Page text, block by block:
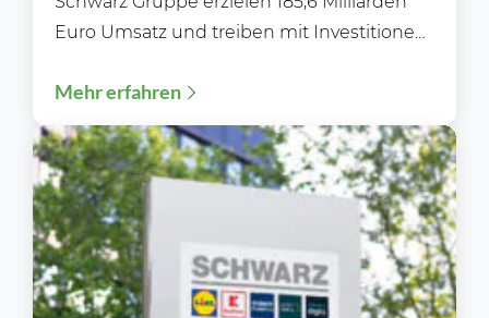
Euro Umsatz und treiben mit Investitionen
Mehr erfahren